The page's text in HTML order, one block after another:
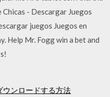
- Descargar Juegos
juegos Juegos en
Help Mr. Fogg win a bet and
ウンロードする方法